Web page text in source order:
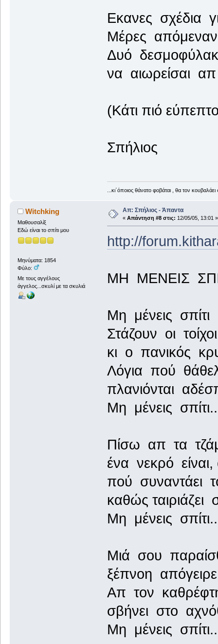
Εκανες σχέδια
Μέρες
Δυό
να αιωρείσαι
(Κάτι πιό
Σπήλιος
...κι΄όποιος θάνατο φοβάται , θα τον
Witchking
Μαθουσαλίξ
Εδώ είναι το σπίτι μου
Μηνύματα: 1854
Φύλο:
Με τους αγγέλους
άγγελος...σκυλί με τα σκυλιά
Απ: Σπήλιος - Άπαντα
« Απάντηση #8 στις: 12/05/05, 13:01 »
http://
ΜΗ ΜΕΝΕΙΣ
Μη μένεις σπίτι
Στάζουν οι
κι ο πανικός
Λόγια πού
πλανιόνται
Μη μένεις
Πίσω απ τα
ένα νεκρό
πού συναντάει
καθώς
Μη μένεις
Μιά σου
ξέπνοη
Απ τον
σβήνει στο
Μη μένεις